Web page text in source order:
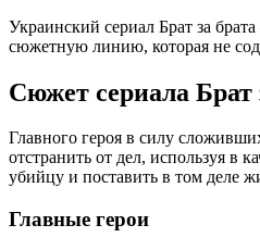
Украинский сериал Брат за
сюжетную линию, которая не
Сюжет сериала Брат
Главного героя в силу
отстранить от дел, используя в
убийцу и поставить в том деле
Главные герои